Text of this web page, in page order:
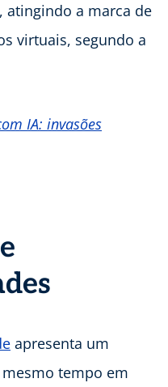
atingindo a marca de
virtuais, segundo a
IA: invasões
apresenta um
tempo em